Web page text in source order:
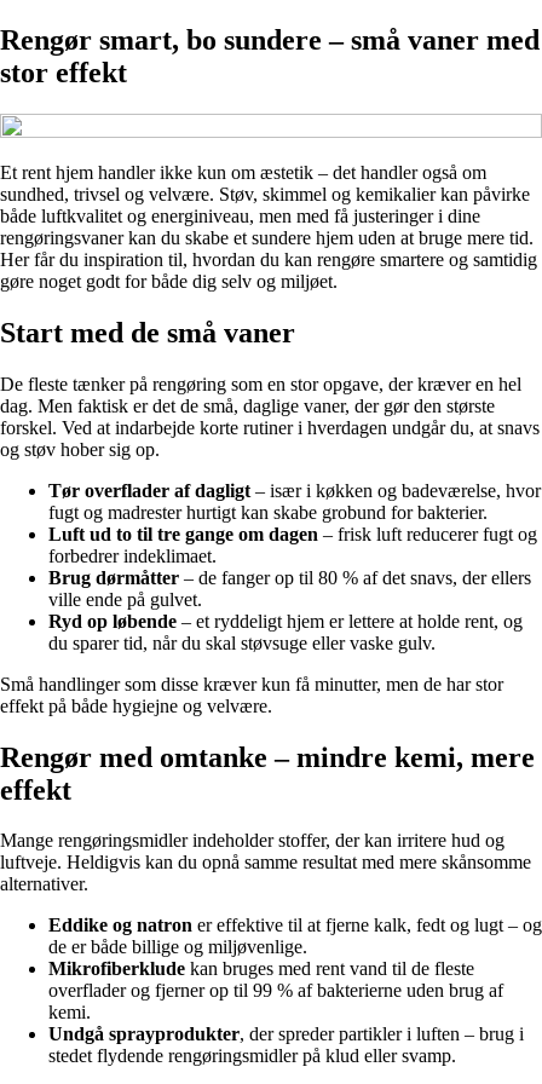
Rengør smart, bo sundere – små vaner med
stor effekt
Et rent hjem handler ikke kun om æstetik – det handler også om
sundhed, trivsel og velvære. Støv, skimmel og kemikalier kan påvirke
både luftkvalitet og energiniveau, men med få justeringer i dine
rengøringsvaner kan du skabe et sundere hjem uden at bruge mere tid.
Her får du inspiration til, hvordan du kan rengøre smartere og samtidig
gøre noget godt for både dig selv og miljøet.
Start med de små vaner
De fleste tænker på rengøring som en stor opgave, der kræver en hel
dag. Men faktisk er det de små, daglige vaner, der gør den største
forskel. Ved at indarbejde korte rutiner i hverdagen undgår du, at snavs
og støv hober sig op.
Tør overflader af dagligt – især i køkken og badeværelse, hvor
fugt og madrester hurtigt kan skabe grobund for bakterier.
Luft ud to til tre gange om dagen – frisk luft reducerer fugt og
forbedrer indeklimaet.
Brug dørmåtter – de fanger op til 80 % af det snavs, der ellers
ville ende på gulvet.
Ryd op løbende – et ryddeligt hjem er lettere at holde rent, og
du sparer tid, når du skal støvsuge eller vaske gulv.
Små handlinger som disse kræver kun få minutter, men de har stor
effekt på både hygiejne og velvære.
Rengør med omtanke – mindre kemi, mere
effekt
Mange rengøringsmidler indeholder stoffer, der kan irritere hud og
luftveje. Heldigvis kan du opnå samme resultat med mere skånsomme
alternativer.
Eddike og natron er effektive til at fjerne kalk, fedt og lugt – og
de er både billige og miljøvenlige.
Mikrofiberklude kan bruges med rent vand til de fleste
overflader og fjerner op til 99 % af bakterierne uden brug af
kemi.
Undgå sprayprodukter, der spreder partikler i luften – brug i
stedet flydende rengøringsmidler på klud eller svamp.